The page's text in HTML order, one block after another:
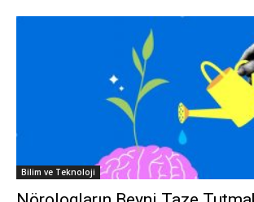
Bilim ve Teknoloji